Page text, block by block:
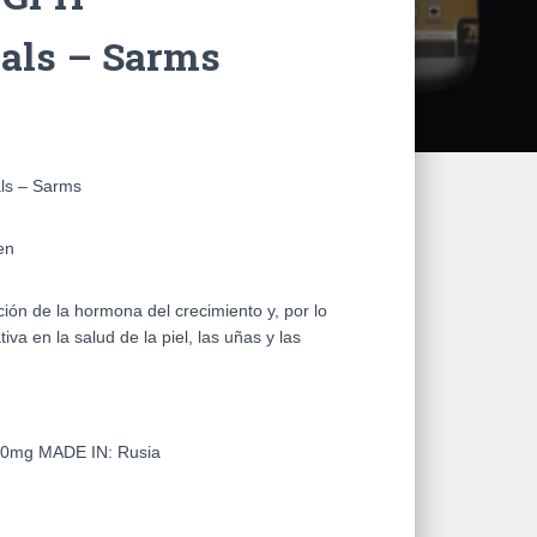
– Sarms
– Sarms
de la hormona del crecimiento y, por lo
en la salud de la piel, las uñas y las
MADE IN: Rusia